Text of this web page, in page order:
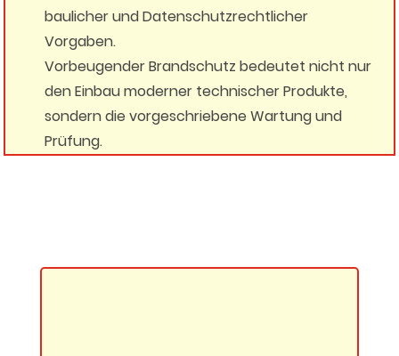
baulicher und Datenschutzrechtlicher
Vorgaben.
Vorbeugender Brandschutz bedeutet nicht nur
den Einbau moderner technischer Produkte,
sondern die vorgeschriebene Wartung und
Prüfung.